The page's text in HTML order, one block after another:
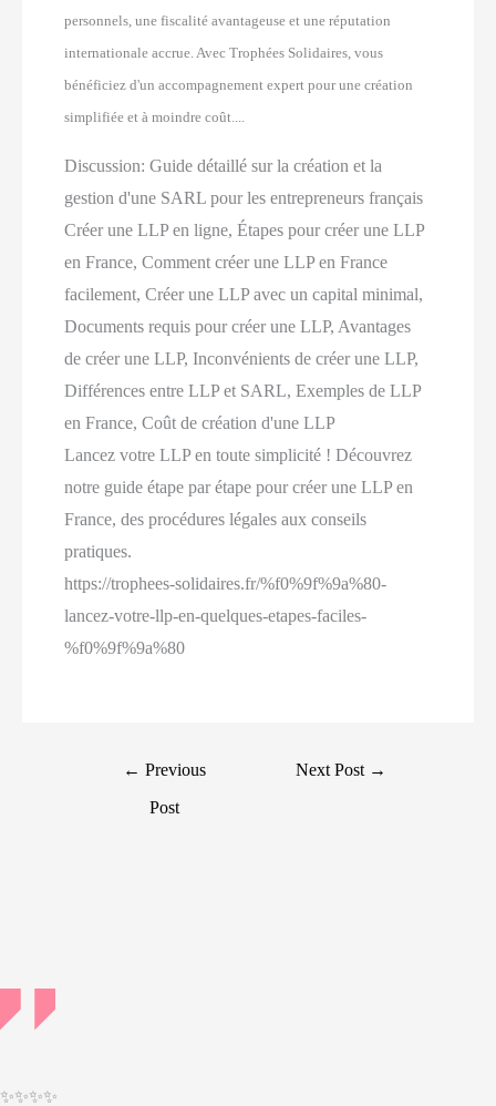
personnels, une fiscalité avantageuse et une réputation
internationale accrue. Avec Trophées Solidaires, vous
bénéficiez d'un accompagnement expert pour une création
simplifiée et à moindre coût....
Discussion:Guide détaillé sur la création et la
gestion d'une SARL pour les entrepreneurs français
Créer une LLP en ligne, Étapes pour créer une LLP
en France, Comment créer une LLP en France
facilement, Créer une LLP avec un capital minimal,
Documents requis pour créer une LLP, Avantages
de créer une LLP, Inconvénients de créer une LLP,
Différences entre LLP et SARL, Exemples de LLP
en France, Coût de création d'une LLP
Lancez votre LLP en toute simplicité ! Découvrez
notre guide étape par étape pour créer une LLP en
France, des procédures légales aux conseils
pratiques.
https://trophees-solidaires.fr/%f0%9f%9a%80-
lancez-votre-llp-en-quelques-etapes-faciles-
%f0%9f%9a%80
← Previous
Post
Next Post →
✨✨✨✨